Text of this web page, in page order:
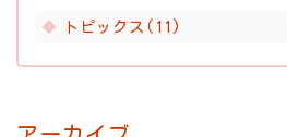
トピックス(11)